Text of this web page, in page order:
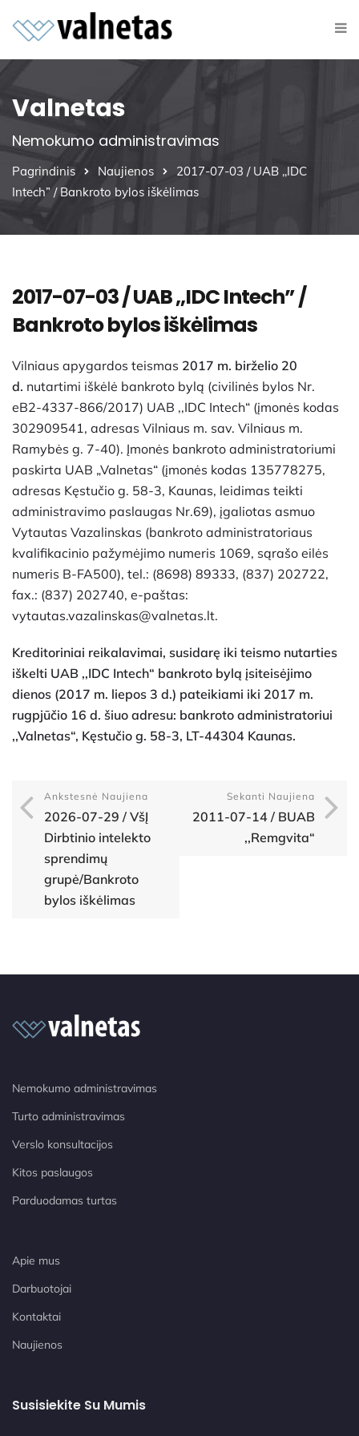
Valnetas
Nemokumo administravimas
Pagrindinis Naujienos
2017-07-03 / UAB ,,IDC
Intech” / Bankroto bylos iškėlimas
2017-07-03 / UAB ,,IDC Intech” /
Bankroto bylos iškėlimas
Vilniaus apygardos teismas 2017 m. birželio 20
d. nutartimi iškėlė bankroto bylą (civilinės bylos Nr.
eB2-4337-866/2017) UAB ,,IDC Intech“ (įmonės kodas
302909541, adresas Vilniaus m. sav. Vilniaus m.
Ramybės g. 7-40). Įmonės bankroto administratoriumi
paskirta UAB „Valnetas“ (įmonės kodas 135778275,
adresas Kęstučio g. 58-3, Kaunas, leidimas teikti
administravimo paslaugas Nr.69), įgaliotas asmuo
Vytautas Vazalinskas (bankroto administratoriaus
kvalifikacinio pažymėjimo numeris 1069, sąrašo eilės
numeris B-FA500), tel.: (8698) 89333, (837) 202722,
fax.: (837) 202740, e-paštas:
vytautas.vazalinskas@valnetas.lt.
Kreditoriniai reikalavimai, susidarę iki teismo nutarties
iškelti UAB ,,IDC Intech“ bankroto bylą įsiteisėjimo
dienos (2017 m. liepos 3 d.) pateikiami iki 2017 m.
rugpjūčio 16 d. šiuo adresu: bankroto administratoriui
,,Valnetas“, Kęstučio g. 58-3, LT-44304 Kaunas.
Ankstesnė Naujiena
2026-07-29 / VšĮ
Dirbtinio intelekto
sprendimų
grupė/Bankroto
bylos iškėlimas
Sekanti Naujiena
2011-07-14 / BUAB
,,Remgvita“
Nemokumo administravimas
Turto administravimas
Verslo konsultacijos
Kitos paslaugos
Parduodamas turtas
Apie mus
Darbuotojai
Kontaktai
Naujienos
Susisiekite Su Mumis